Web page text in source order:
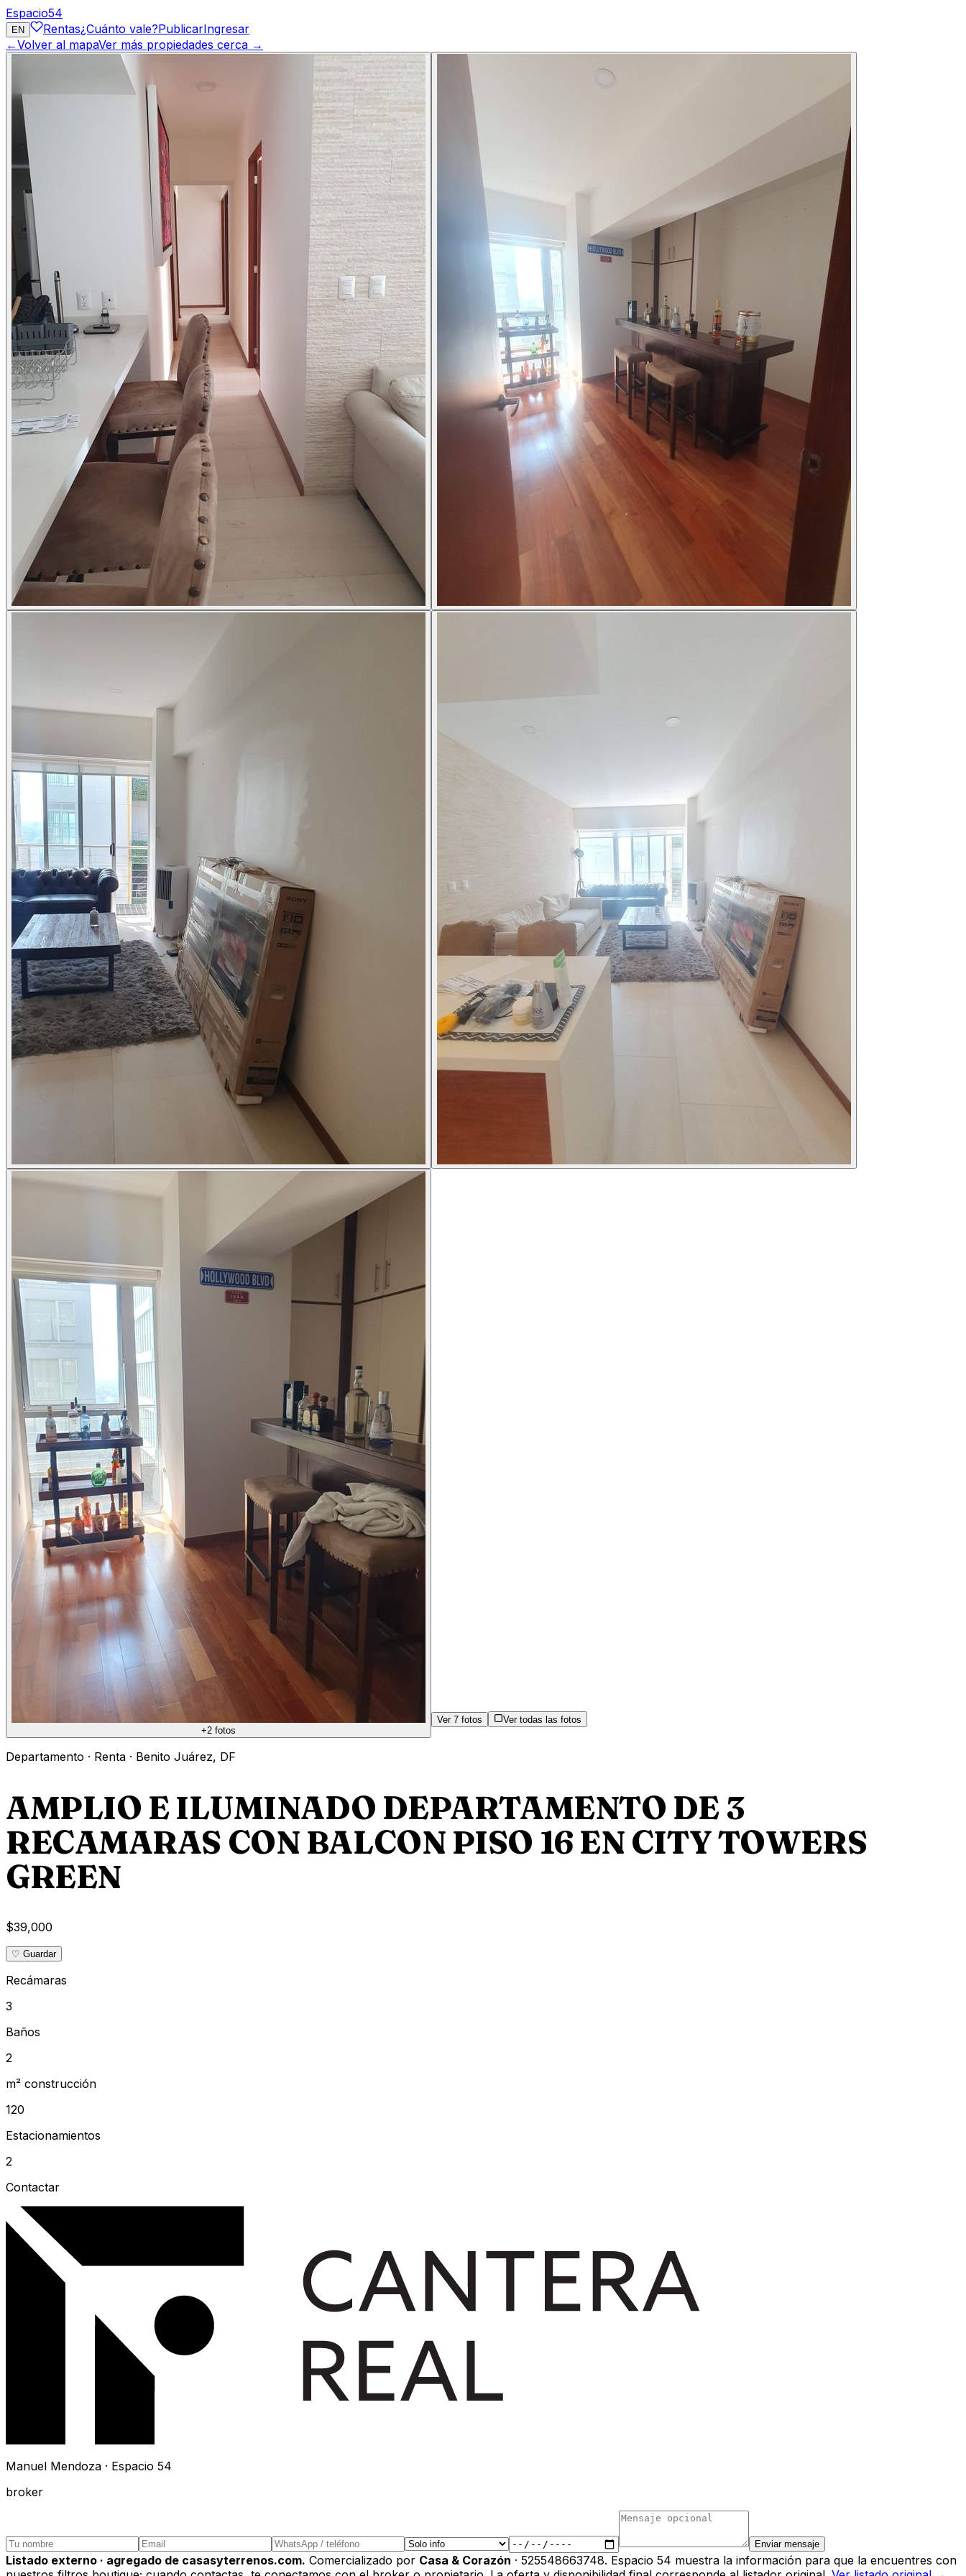
Espacio54
EN Rentas¿Cuánto vale?PublicarIngresar
←Volver al mapaVer más propiedades cerca →
+2 fotos
Ver 7 fotos Ver todas las fotos
Departamento · Renta · Benito Juárez, DF
AMPLIO E ILUMINADO DEPARTAMENTO DE 3
RECAMARAS CON BALCON PISO 16 EN CITY TOWERS
GREEN
$39,000
♡ Guardar
Recámaras
3
Baños
2
m² construcción
120
Estacionamientos
2
Contactar
Manuel Mendoza · Espacio 54
broker
Enviar mensaje
Listado externo · agregado de casasyterrenos.com. Comercializado por Casa & Corazón · 525548663748. Espacio 54 muestra la información para que la encuentres con